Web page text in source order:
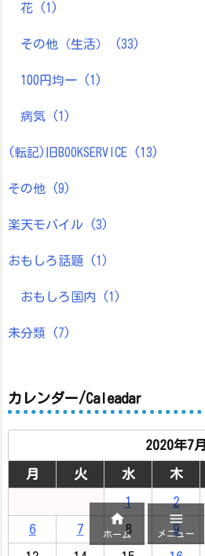
花 (1)
その他（生活） (33)
100円均一 (1)
病気 (1)
(転記)旧BOOKSERVICE (13)
その他 (9)
楽天モバイル (3)
おもしろ話題 (1)
おもしろ国内 (1)
未分類 (7)
カレンダー/Caleadar
2020年7月
月 火 水 木
1 2
6 7 8 9

ホーム

メニュー